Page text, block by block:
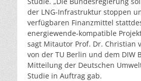
der LNG-Infrastruktur stoppen
verfügbaren Finanzmittel
energiewende-kompatible
sagt Mitautor Prof. Dr. Christian
von der TU Berlin und dem DIW
Mitteilung der Deutschen
Studie in Auftrag gab.